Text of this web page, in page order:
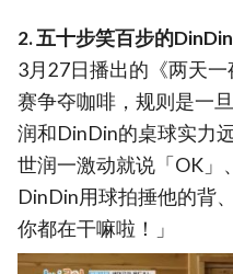
2. 五十步笑百步的DinDin
3月27日播出的《两天
赛争夺咖啡，规则是一
润和DinDin的桌球实力
世润一激动就说「OK」
DinDin用球拍捶他的背
你都在干嘛啦！」